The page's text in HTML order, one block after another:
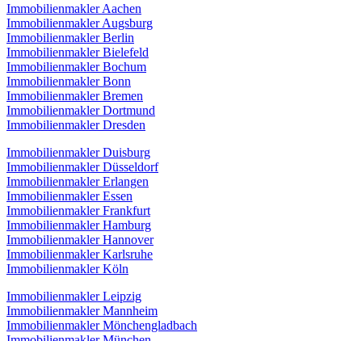
Immobilienmakler Aachen
Immobilienmakler Augsburg
Immobilienmakler Berlin
Immobilienmakler Bielefeld
Immobilienmakler Bochum
Immobilienmakler Bonn
Immobilienmakler Bremen
Immobilienmakler Dortmund
Immobilienmakler Dresden
Immobilienmakler Duisburg
Immobilienmakler Düsseldorf
Immobilienmakler Erlangen
Immobilienmakler Essen
Immobilienmakler Frankfurt
Immobilienmakler Hamburg
Immobilienmakler Hannover
Immobilienmakler Karlsruhe
Immobilienmakler Köln
Immobilienmakler Leipzig
Immobilienmakler Mannheim
Immobilienmakler Mönchengladbach